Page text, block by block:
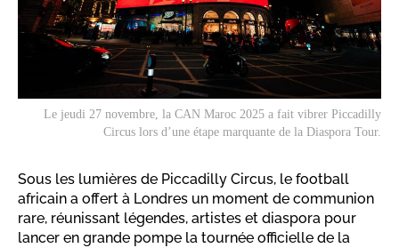
Le jeudi 27 novembre, la CAN Maroc 2025 a fait vibrer Piccadilly
Circus lors d’une étape marquante de la Diaspora Tour.
Sous les lumières de Piccadilly Circus, le football
africain a offert à Londres un moment de communion
rare, réunissant légendes, artistes et diaspora pour
lancer en grande pompe la tournée officielle de la